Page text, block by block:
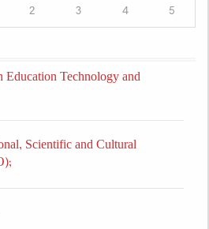
2 3 4 5
Education Technology and
Scientific and Cultural